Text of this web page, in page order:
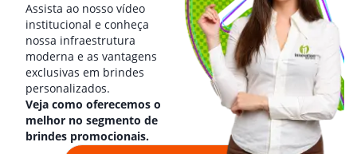
Assista ao nosso vídeo
institucional e conheça
nossa infraestrutura
moderna e as vantagens
exclusivas em brindes
personalizados.
Veja como oferecemos o
melhor no segmento de
brindes promocionais.